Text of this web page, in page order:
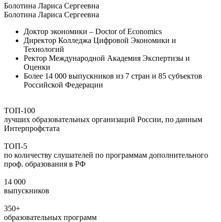
Болотина Лариса Сергеевна
Болотина Лариса Сергеевна
Доктор экономики – Doctor of Economics
Директор Колледжа Цифровой Экономики и
Технологий
Ректор Международной Академия Экспертизы и
Оценки
Более 14 000 выпускников из 7 стран и 85 субъектов
Российской Федерации
ТОП-100
лучших образовательных организаций России, по данным
Интерпрофстата
ТОП-5
по количеству слушателей по программам дополнительного
проф. образования в РФ
14 000
выпускников
350+
образовательных программ